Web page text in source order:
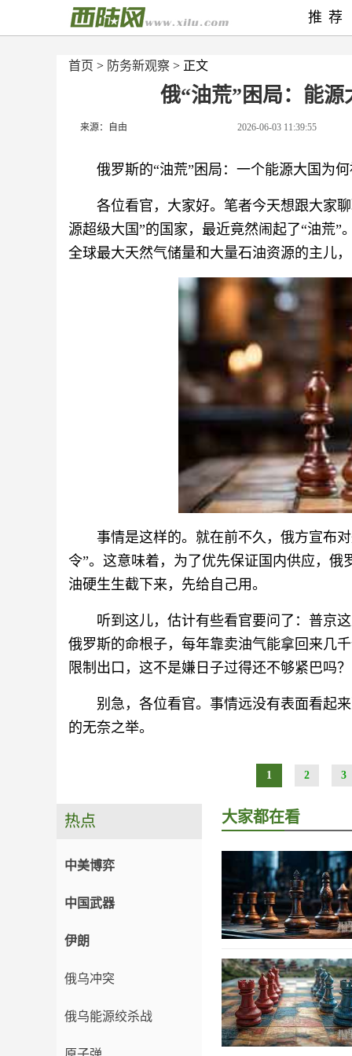
首页 > 防务新观察 > 正文
俄“油荒”困局：能
来源：自由 2026-06-03 11:39:55
俄罗斯的“油荒”困局：一个能源大国为
各位看官，大家好。笔者今天想跟大家
源超级大国”的国家，最近竟然闹起了“油荒
全球最大天然气储量和大量石油资源的主儿
事情是这样的。就在前不久，俄方宣布
令”。这意味着，为了优先保证国内供应，
油硬生生截下来，先给自己用。
听到这儿，估计有些看官要问了：普京
俄罗斯的命根子，每年靠卖油气能拿回来几
限制出口，这不是嫌日子过得还不够紧巴吗？
别急，各位看官。事情远没有表面看起
的无奈之举。
1 2 3
推荐
热点
中美博弈
中国武器
伊朗
俄乌冲突
俄乌能源绞杀战
大家都在看